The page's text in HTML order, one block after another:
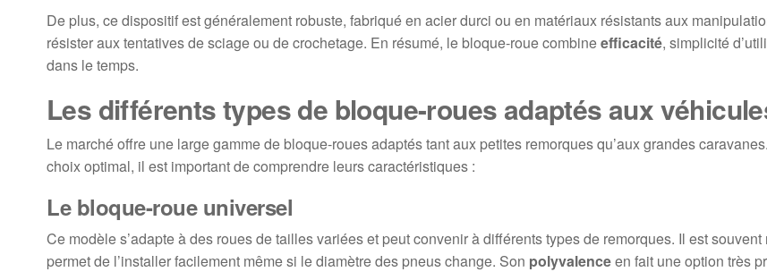
De plus, ce dispositif est généralement robuste, fabriqué en acier durci ou en matériaux résistants aux
résister aux tentatives de sciage ou de crochetage. En résumé, le bloque-roue combineefficacité, simplicité
dans le temps.
Les différents types de bloque-roues adaptés aux
Le marché offre une large gamme de bloque-roues adaptés tant aux petites remorques qu’aux grandes
choix optimal, il est important de comprendre leurs caractéristiques :
Le bloque-roue universel
Ce modèle s’adapte à des roues de tailles variées et peut convenir à différents types de remorques. Il est
permet de l’installer facilement même si le diamètre des pneus change. Son polyvalenceen fait une option très